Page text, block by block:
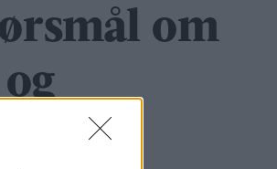
om